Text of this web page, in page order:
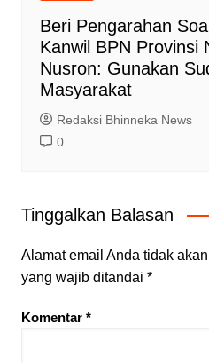
Beri Pengarahan
Kanwil BPN Provinsi
Nusron: Gunakan
Masyarakat
Redaksi Bhinneka News
0
Tinggalkan Balasan
Alamat email Anda tidak
yang wajib ditandai *
Komentar *